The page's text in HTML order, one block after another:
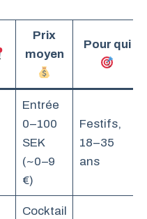
Prix
moyen
Pour qui
Entrée
0–100
SEK
(~0–9
€)
Festifs,
18–35
ans
Cocktail